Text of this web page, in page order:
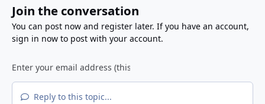
Join the conversation
You can post now and register later. If you have an account,
sign in nowto post with your account.
Reply to this topic...